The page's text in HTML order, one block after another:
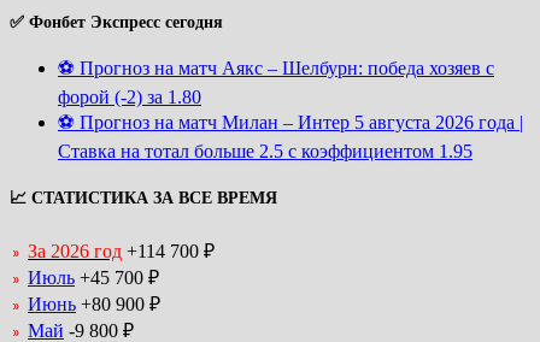
✅ Фонбет Экспресс сегодня
⚽ Прогноз на матч Аякс – Шелбурн: победа хозяев с
форой (-2) за 1.80
⚽ Прогноз на матч Милан – Интер 5 августа 2026 года |
Ставка на тотал больше 2.5 с коэффициентом 1.95
📈 СТАТИСТИКА ЗА ВСЕ ВРЕМЯ
За 2026 год +114 700 ₽
Июль +45 700 ₽
Июнь +80 900 ₽
Май -9 800 ₽